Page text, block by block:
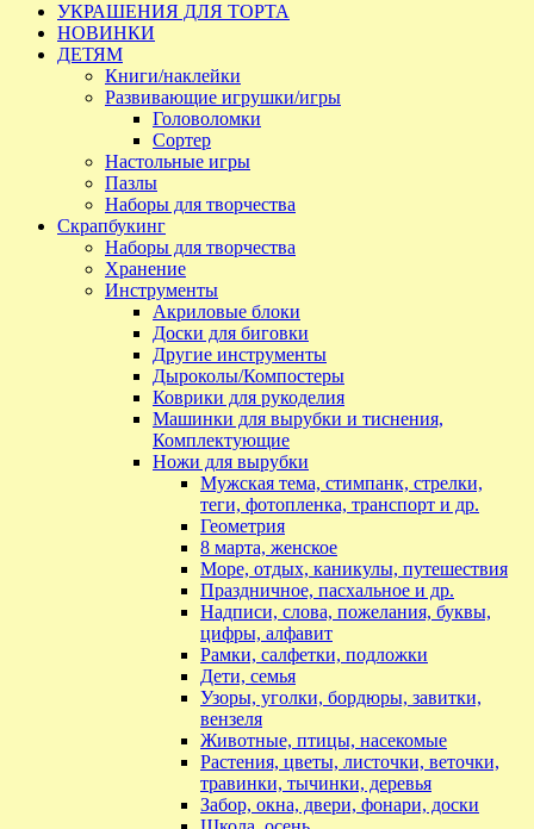
УКРАШЕНИЯ ДЛЯ ТОРТА
НОВИНКИ
ДЕТЯМ
Книги/наклейки
Развивающие игрушки/игры
Головоломки
Сортер
Настольные игры
Пазлы
Наборы для творчества
Скрапбукинг
Наборы для творчества
Хранение
Инструменты
Акриловые блоки
Доски для биговки
Другие инструменты
Дыроколы/Компостеры
Коврики для рукоделия
Машинки для вырубки и тиснения,
Комплектующие
Ножи для вырубки
Мужская тема, стимпанк, стрелки,
теги, фотопленка, транспорт и др.
Геометрия
8 марта, женское
Море, отдых, каникулы, путешествия
Праздничное, пасхальное и др.
Надписи, слова, пожелания, буквы,
цифры, алфавит
Рамки, салфетки, подложки
Дети, семья
Узоры, уголки, бордюры, завитки,
вензеля
Животные, птицы, насекомые
Растения, цветы, листочки, веточки,
травинки, тычинки, деревья
Забор, окна, двери, фонари, доски